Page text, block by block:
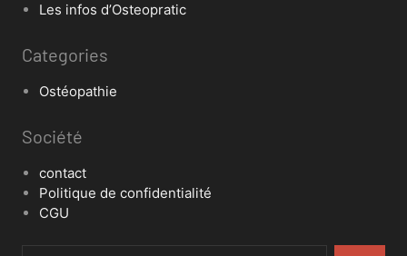
Les infos d’Osteopratic
Categories
Ostéopathie
Société
contact
Politique de confidentialité
CGU